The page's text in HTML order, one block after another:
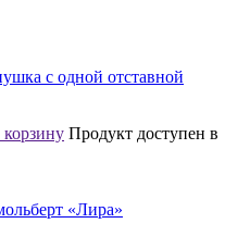
с одной отставной
Продукт доступен в
«Лира»